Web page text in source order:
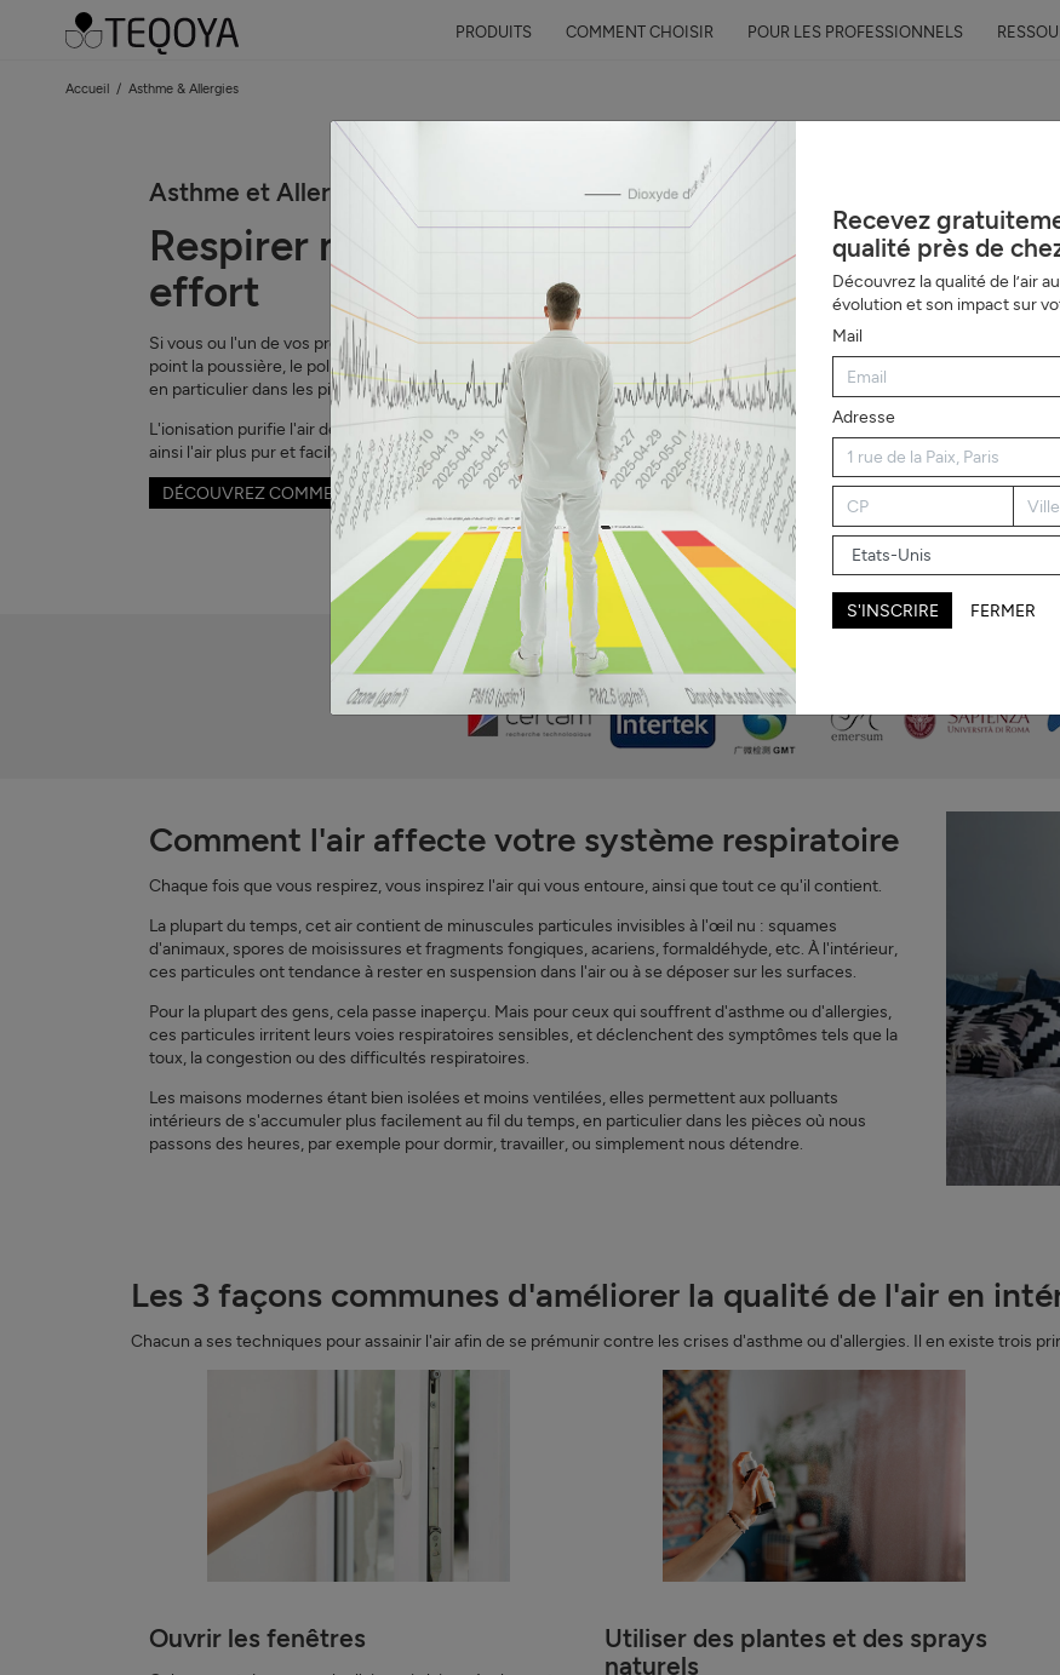
PRODUITS COMMENT CHOISIR POUR LES PROFESSIONNELS
Accueil Asthme & Allergies
Asthme et Allergies
Respirer ne devrait pas être un
effort
Si vous ou l'un de vos proches souffrez d'asthme ou d'allergies, vous savez à quel
point la poussière, le pollen ou l'air pollué peuvent facilement déclencher une crise,
en particulier dans les pièces où vous passez du temps et pendant la nuit.
L'ionisation purifie l'air de votre pièce : elle neutralise les particules nocives, rendant
ainsi l'air plus pur et facilitant la respiration.
DÉCOUVREZ COMMENT FONCTIONNE L'IONISATION ↓
Approuvé par la recherche, les instituts de santé, des centaines de professionnels, et des
Comment l'air affecte votre système respiratoire
Chaque fois que vous respirez, vous inspirez l'air qui vous entoure, ainsi que tout ce qu'il contient.
La plupart du temps, cet air contient de minuscules particules invisibles à l'œil nu : squames
d'animaux, spores de moisissures et fragments fongiques, acariens, formaldéhyde, etc. À l'intérieur,
ces particules ont tendance à rester en suspension dans l'air ou à se déposer sur les surfaces.
Pour la plupart des gens, cela passe inaperçu. Mais pour ceux qui souffrent d'asthme ou d'allergies,
ces particules irritent leurs voies respiratoires sensibles, et déclenchent des symptômes tels que la
toux, la congestion ou des difficultés respiratoires.
Les maisons modernes étant bien isolées et moins ventilées, elles permettent aux polluants
intérieurs de s'accumuler plus facilement au fil du temps, en particulier dans les pièces où nous
passons des heures, par exemple pour dormir, travailler, ou simplement nous détendre.
Les 3 façons communes d'améliorer la qualité de l'air en
Chacun a ses techniques pour assainir l'air afin de se prémunir contre les crises d'asthme ou d'allergies. Il en existe trois
Ouvrir les fenêtres
Utiliser des plantes et des sprays
naturels
Recevez
qualité près de
Découvrez la qualité de l’air
évolution et son impact sur
Mail
Adresse
S'INSCRIRE FERMER